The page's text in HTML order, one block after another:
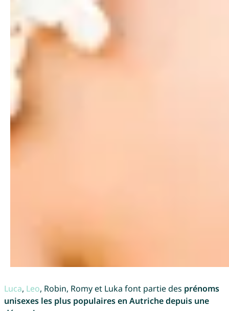
Luca, Leo, Robin, Romy et Luka font partie des prénoms
unisexes les plus populaires en Autriche depuis une